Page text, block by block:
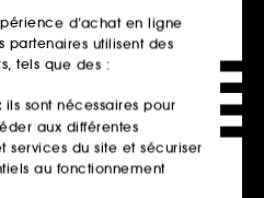
Ajouter au panier
Best seller
d’achat en ligne
partenaires utilisent des
tels que des :
ils sont nécessaires pour
aux différentes
services du site et sécuriser
au fonctionnement
peuvent être désactivés.